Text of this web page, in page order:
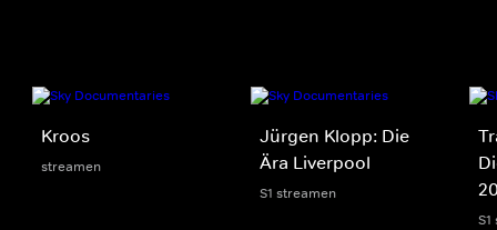
Kroos
streamen
Jürgen Klopp: Die
Ära Liverpool
S1 streamen